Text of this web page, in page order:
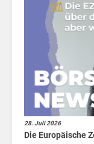
28. Juli 2026
Die Europäische